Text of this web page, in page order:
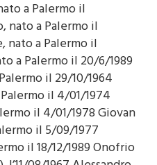
a Palermo il
nato a Palermo il
nato a Palermo il
a Palermo il 20/6/1989
il 29/10/1964
il 4/01/1974
il 4/01/1978 Giovan
il 5/09/1977
il 18/12/1989 Onofrio